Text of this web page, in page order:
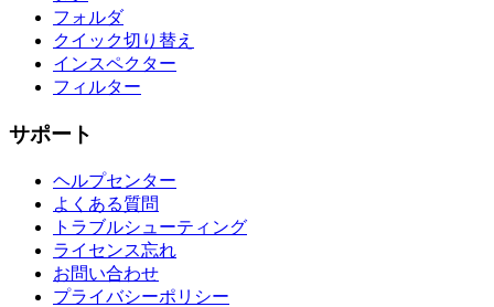
フォルダ
クイック切り替え
インスペクター
フィルター
サポート
ヘルプセンター
よくある質問
トラブルシューティング
ライセンス忘れ
お問い合わせ
プライバシーポリシー